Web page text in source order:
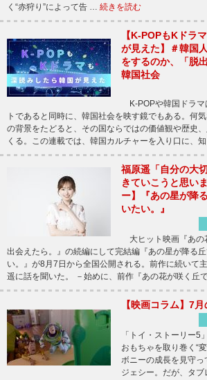
く“赤狩り”によって告 … 続きを読む
【K-POPもKドラ
が見えた】＃韓国
をするのか、「脱
韓国社会
K-POPや韓国ドラマ
トであると同時に、韓国社会を映す鏡でもある。何
の背景をたどると、その国ならではの価値観や歴史
くる。この連載では、韓国カルチャーを入り口に、
福原遥「自分の大
きていこうと思い
ー】『あの星が降
いたい。』
大ヒット映画『あの
出会えたら。』の続編にして完結編『あの星が降る
い。』が8月7日から全国公開される。前作に続いて
遥に話を聞いた。 －始めに、前作『あの花が咲く丘
【映画コラム】7
「トイ・ストーリー
おもちゃを取り巻く“
ボニーの成長を見守
ジェシー。だが、タ